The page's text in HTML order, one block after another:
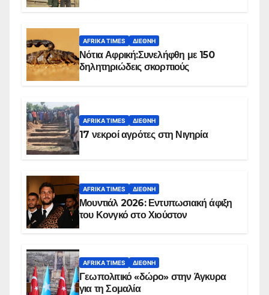
AFRIKA TIMES ΔΙΕΘΝΉ
Νότια Αφρική:Συνελήφθη με 150
δηλητηριώδεις σκορπιούς
AFRIKA TIMES ΔΙΕΘΝΉ
17 νεκροί αγρότες στη Νιγηρία
AFRIKA TIMES ΔΙΕΘΝΉ
Μουντιάλ 2026: Εντυπωσιακή άφιξη
του Κονγκό στο Χιούστον
AFRIKA TIMES ΔΙΕΘΝΉ
Γεωπολιτικό «δώρο» στην Άγκυρα
για τη Σομαλία